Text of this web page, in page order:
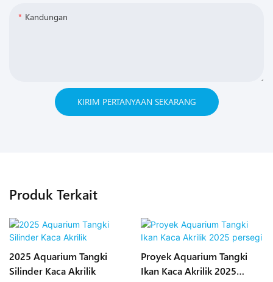
Kandungan
KIRIM PERTANYAAN SEKARANG
Produk Terkait
2025 Aquarium Tangki
Silinder Kaca Akrilik
Proyek Aquarium Tangki
Ikan Kaca Akrilik 2025